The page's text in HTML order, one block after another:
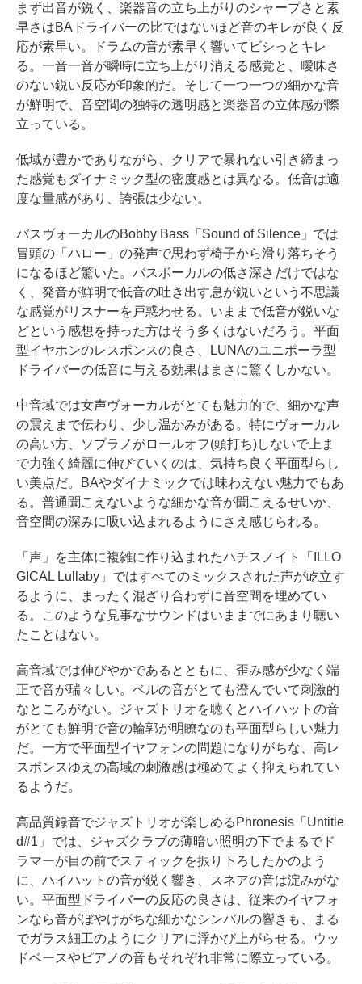
まず出音が鋭く、楽器音の立ち上がりのシャープさと素
早さはBAドライバーの比ではないほど音のキレが良く反
応が素早い。ドラムの音が素早く響いてビシっとキレ
る。一音一音が瞬時に立ち上がり消える感覚と、曖昧さ
のない鋭い反応が印象的だ。そして一つ一つの細かな音
が鮮明で、音空間の独特の透明感と楽器音の立体感が際
立っている。
低域が豊かでありながら、クリアで暴れない引き締まっ
た感覚もダイナミック型の密度感とは異なる。低音は適
度な量感があり、誇張は少ない。
バスヴォーカルのBobby Bass「Sound of Silence」では
冒頭の「ハロー」の発声で思わず椅子から滑り落ちそう
になるほど驚いた。バスボーカルの低さ深さだけではな
く、発音が鮮明で低音の吐き出す息が鋭いという不思議
な感覚がリスナーを戸惑わせる。いままで低音が鋭いな
どという感想を持った方はそう多くはないだろう。平面
型イヤホンのレスポンスの良さ、LUNAのユニポーラ型
ドライバーの低音に与える効果はまさに驚くしかない。
中音域では女声ヴォーカルがとても魅力的で、細かな声
の震えまで伝わり、少し温かみがある。特にヴォーカル
の高い方、ソプラノがロールオフ(頭打ち)しないで上ま
で力強く綺麗に伸びていくのは、気持ち良く平面型らし
い美点だ。BAやダイナミックでは味わえない魅力でもあ
る。普通聞こえないような細かな音が聞こえるせいか、
音空間の深みに吸い込まれるようにさえ感じられる。
「声」を主体に複雑に作り込まれたハチスノイト「ILLO
GICAL Lullaby」ではすべてのミックスされた声が屹立す
るように、まったく混ざり合わずに音空間を埋めてい
る。このような見事なサウンドはいままでにあまり聴い
たことはない。
高音域では伸びやかであるとともに、歪み感が少なく端
正で音が瑞々しい。ベルの音がとても澄んでいて刺激的
なところがない。ジャズトリオを聴くとハイハットの音
がとても鮮明で音の輪郭が明瞭なのも平面型らしい魅力
だ。一方で平面型イヤフォンの問題になりがちな、高レ
スポンスゆえの高域の刺激感は極めてよく抑えられてい
るようだ。
高品質録音でジャズトリオが楽しめるPhronesis「Untitle
d#1」では、ジャズクラブの薄暗い照明の下でまるでド
ラマーが目の前でスティックを振り下ろしたかのよう
に、ハイハットの音が鋭く響き、スネアの音は淀みがな
い。平面型ドライバーの反応の良さは、従来のイヤフォ
ンなら音がぼやけがちな細かなシンバルの響きも、まる
でガラス細工のようにクリアに浮かび上がらせる。ウッ
ドベースやピアノの音もそれぞれ非常に際立っている。